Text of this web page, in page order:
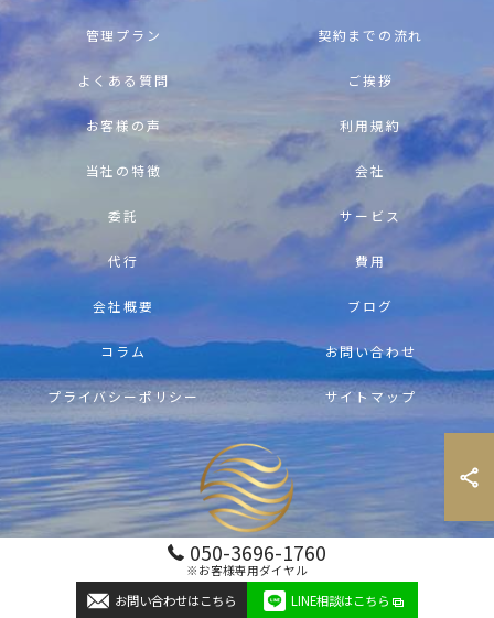
050-3696-1760
※お客様専用ダイヤル
お問い合わせはこちら LINE相談はこちら
管理プラン 契約までの流れ
よくある質問 ご挨拶
お客様の声 利用規約
当社の特徴 会社
委託 サービス
代行 費用
会社概要 ブログ
コラム お問い合わせ
プライバシーポリシー サイトマップ
© 2026 沖縄の別荘管理ならAir Fresh Okinawa ALL RIGHTS RESERVED.